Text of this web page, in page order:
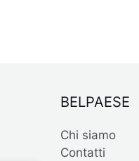
BELPAESE
Chi siamo
Contatti